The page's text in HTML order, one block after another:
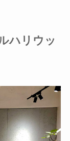
ハリウッ